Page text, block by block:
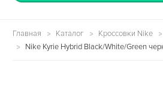
Главная Каталог Кроссовки Nike
Nike Kyrie Hybrid Black/White/Green